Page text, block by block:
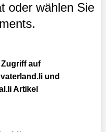
oder wählen Sie
auf
und
Artikel